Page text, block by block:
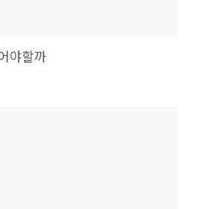
야할까